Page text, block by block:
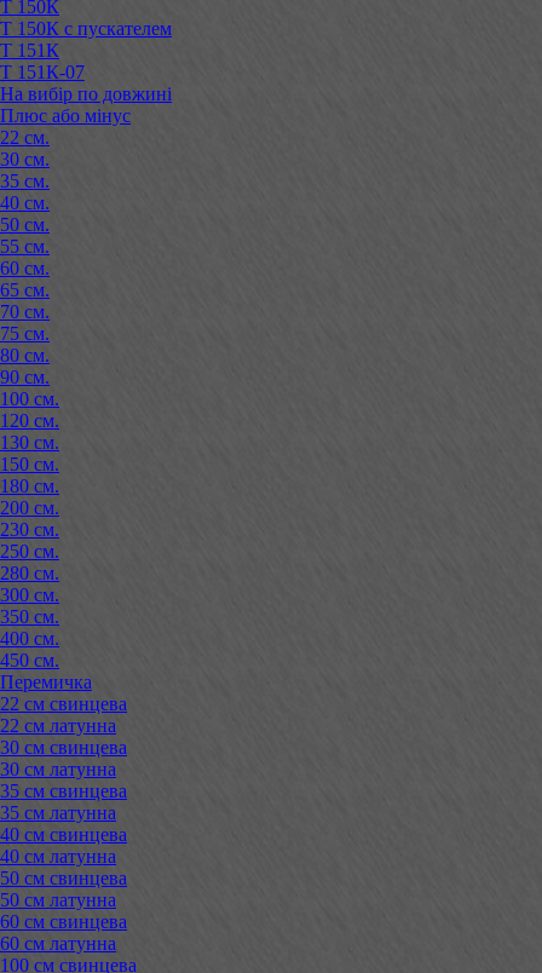
Т 150К
Т 150К с пускателем
Т 151К
Т 151К-07
На вибір по довжині
Плюс або мінус
22 см.
30 см.
35 см.
40 см.
50 см.
55 см.
60 см.
65 см.
70 см.
75 см.
80 см.
90 см.
100 см.
120 см.
130 см.
150 см.
180 см.
200 см.
230 см.
250 см.
280 см.
300 см.
350 см.
400 см.
450 см.
Перемичка
22 см свинцева
22 см латунна
30 см свинцева
30 см латунна
35 см свинцева
35 см латунна
40 см свинцева
40 см латунна
50 см свинцева
50 см латунна
60 см свинцева
60 см латунна
100 см свинцева